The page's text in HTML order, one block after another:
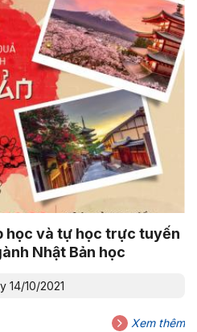
học và tự học trực tuyến
Nhật Bản học
14/10/2021
Xem thêm